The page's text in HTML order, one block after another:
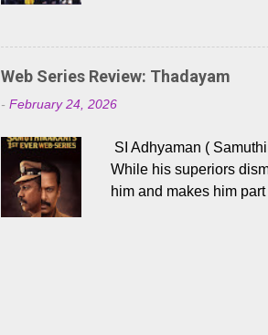
அருள்நிதி, ஆரவ், காளி
'பருத்திவீரன்' சரவணன்,
செய்திருக்கும் இந்த
இளையராஜா கலை
மேற்கொண்டிருக்கிறார்.
இப்படத்தை சக்தி பிலிம்
Web Series Review: Thadayam
- February 24, 2026
SI Adhyaman (
While his superiors
him and makes him
begin to dig deeper,
character details.